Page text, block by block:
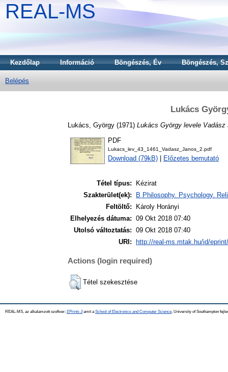
REAL-MS
Kezdőlap Információ Böngészés, Év Böngészés,
Belépés
Lukács
Lukács, György (1971) Lukács György levele Vadász
PDF
Lukacs_lev_43_1461_Vadasz_Janos_2.pdf
Download (79kB) Előzetes bemutató
Tétel típus:
Kézirat
Szakterület(ek):
B Philosophy. Psychology.
Feltöltő:
Károly Horányi
Elhelyezés dátuma: 09 Okt 2018 07:40
Utolsó változtatás: 09 Okt 2018 07:40
URI:
http://real-ms.mtak.hu/id/
Actions (login required)
Tétel szekesztése
REAL-MS, az alkalamzott szoftver: EPrints 3amit a School of Electronics and Computer Science , University of Southampton